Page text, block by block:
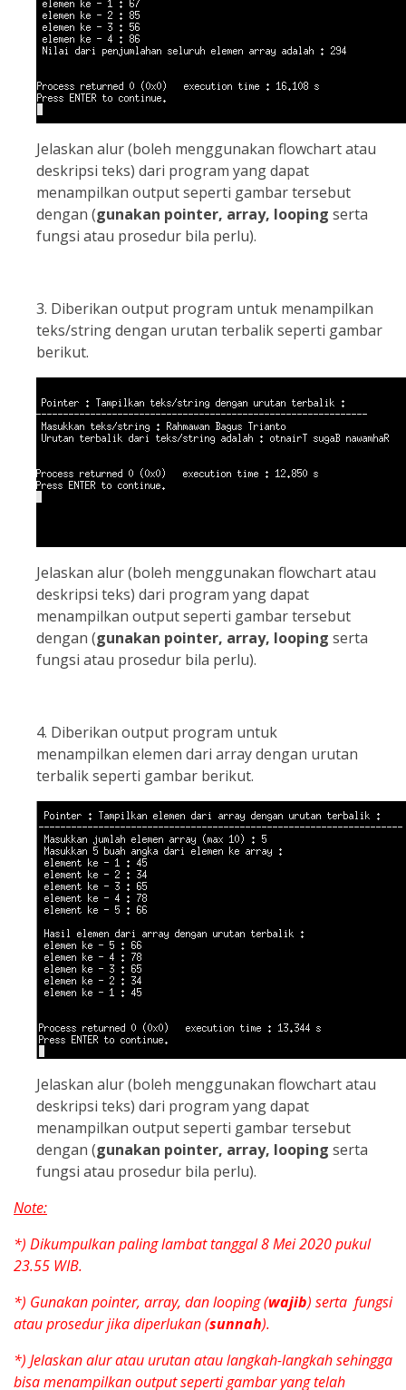
Jelaskan alur (boleh menggunakan flowchart atau
deskripsi teks) dari program yang dapat
menampilkan output seperti gambar tersebut
dengan (gunakan pointer, array, looping serta
fungsi atau prosedur bila perlu).
3. Diberikan output program untuk menampilkan
teks/string dengan urutan terbalik seperti gambar
berikut.
Jelaskan alur (boleh menggunakan flowchart atau
deskripsi teks) dari program yang dapat
menampilkan output seperti gambar tersebut
dengan (gunakan pointer, array, looping serta
fungsi atau prosedur bila perlu).
4. Diberikan output program untuk
menampilkan elemen dari array dengan urutan
terbalik seperti gambar berikut.
Jelaskan alur (boleh menggunakan flowchart atau
deskripsi teks) dari program yang dapat
menampilkan output seperti gambar tersebut
dengan (gunakan pointer, array, looping serta
fungsi atau prosedur bila perlu).
Note:
*) Dikumpulkan paling lambat tanggal 8 Mei 2020 pukul
23.55 WIB.
*) Gunakan pointer, array, dan looping (wajib) serta fungsi
atau prosedur jika diperlukan (sunnah).
*) Jelaskan alur atau urutan atau langkah-langkah sehingga
bisa menampilkan output seperti gambar yang telah